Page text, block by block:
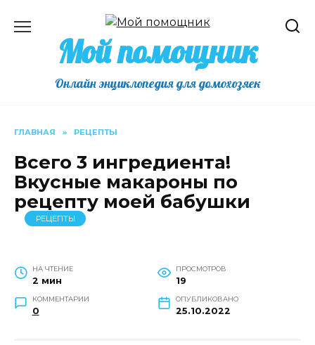
содержаниюМой помощник
Онлайн энциклопедия для домохозяек
ГЛАВНАЯ » РЕЦЕПТЫ
Всего 3 ингредиента!
Вкусные макароны по
рецепту моей бабушки
РЕЦЕПТЫ
НА ЧТЕНИЕ
2 мин
ПРОСМОТРОВ
19
КОММЕНТАРИИ
0
ОПУБЛИКОВАНО
25.10.2022